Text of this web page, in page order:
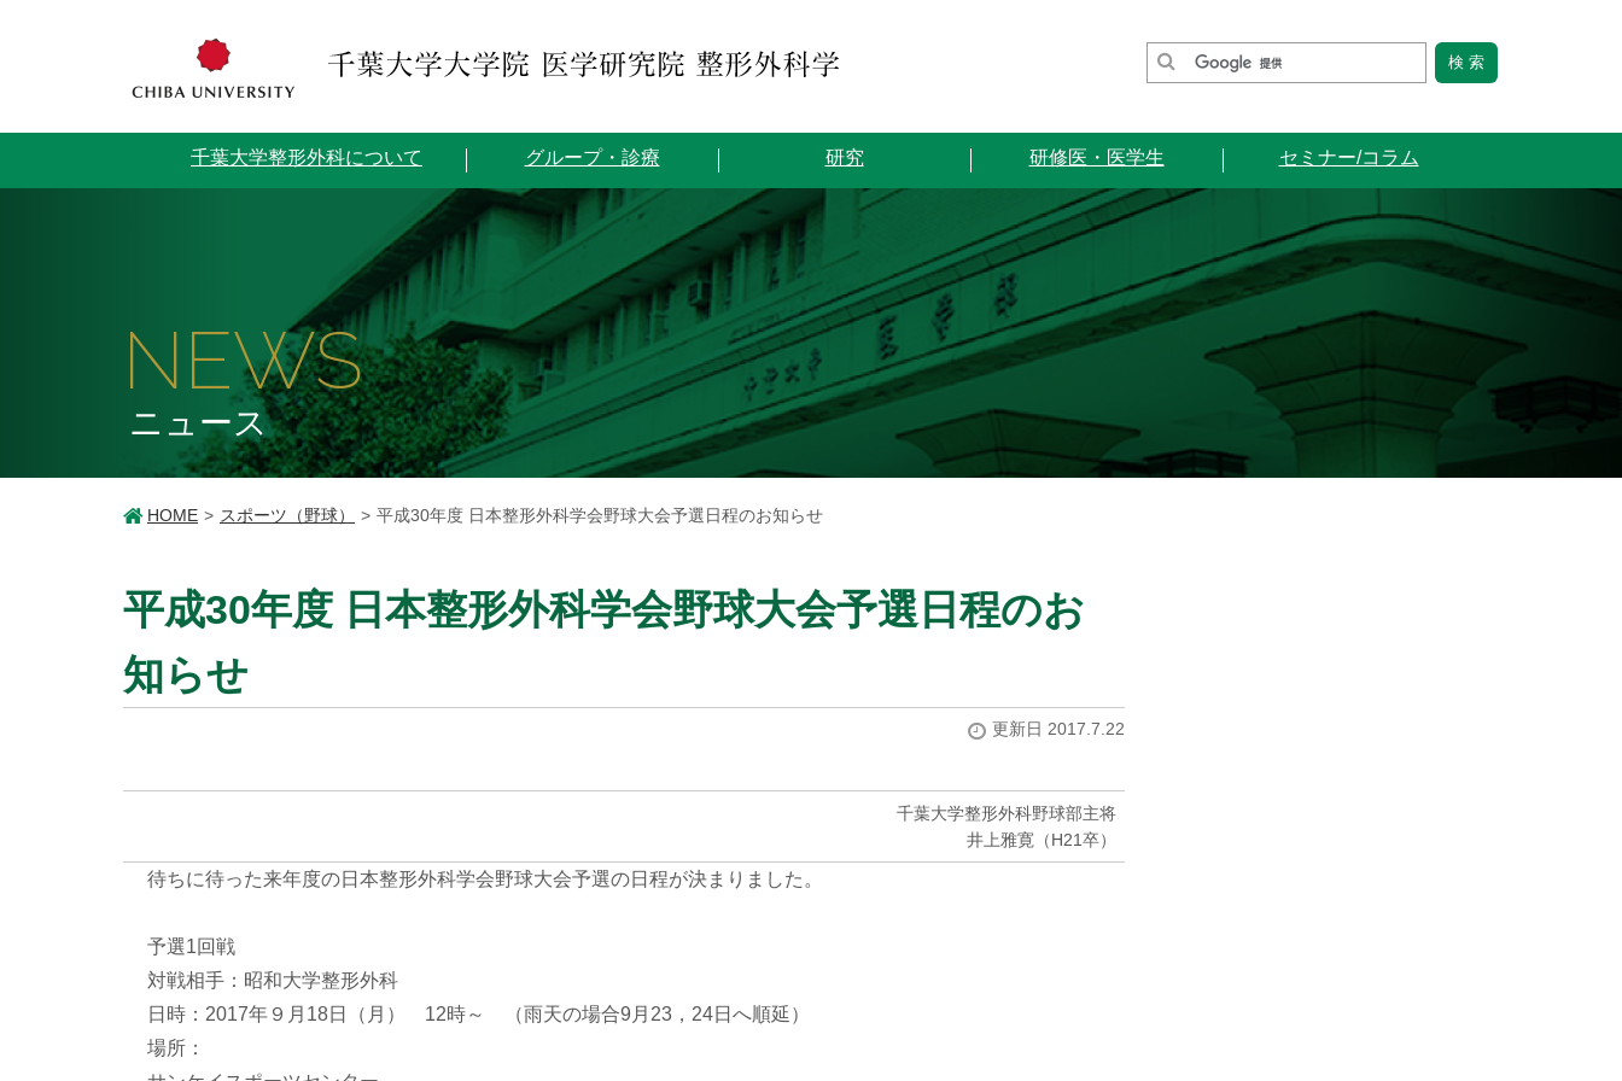
千葉大学整形外科について グループ・診療 研究 研修医・医学生 セミナー/コラム
NEWS
ニュース
HOME スポーツ（野球） 平成30年度 日本整形外科学会野球大会予選日程のお知らせ
平成30年度 日本整形外科学会野球大会予選日程のお
知らせ
更新日 2017.7.22
千葉大学整形外科野球部主将
井上雅寛（H21卒）
待ちに待った来年度の日本整形外科学会野球大会予選の日程が決まりました。
予選1回戦
対戦相手：昭和大学整形外科
日時：2017年９月18日（月） 12時～ （雨天の場合9月23，24日へ順延）
場所：